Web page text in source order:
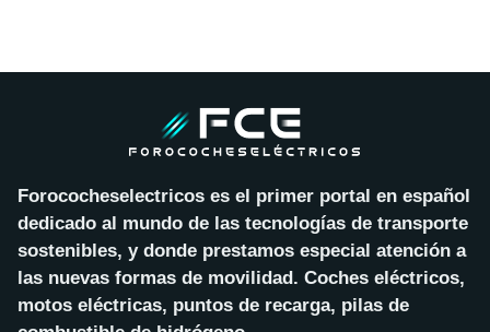
Forococheselectricos es el primer portal en español
dedicado al mundo de las tecnologías de transporte
sostenibles, y donde prestamos especial atención a
las nuevas formas de movilidad. Coches eléctricos,
motos eléctricas, puntos de recarga, pilas de